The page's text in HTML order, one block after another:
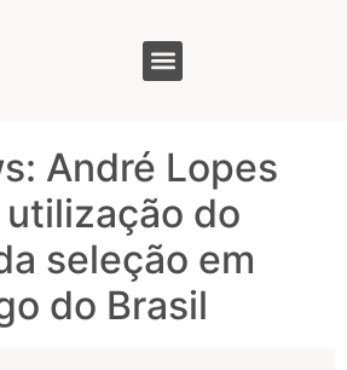
no
André Lopes
do
seleção em
do Brasil